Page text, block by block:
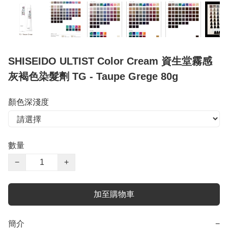
SHISEIDO ULTIST Color Cream 資生堂霧感
灰褐色染髮劑 TG - Taupe Grege 80g
顏色深淺度
數量
−
+
加至購物車
簡介 −